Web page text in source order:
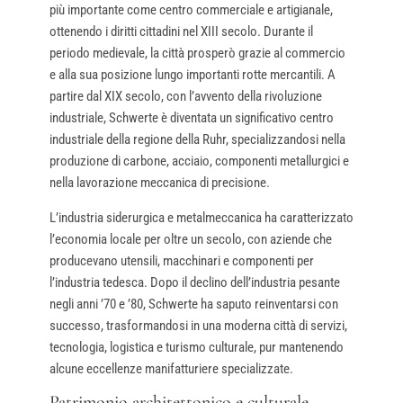
più importante come centro commerciale e artigianale,
ottenendo i diritti cittadini nel XIII secolo. Durante il
periodo medievale, la città prosperò grazie al commercio
e alla sua posizione lungo importanti rotte mercantili. A
partire dal XIX secolo, con l’avvento della rivoluzione
industriale, Schwerte è diventata un significativo centro
industriale della regione della Ruhr, specializzandosi nella
produzione di carbone, acciaio, componenti metallurgici e
nella lavorazione meccanica di precisione.
L’industria siderurgica e metalmeccanica ha caratterizzato
l’economia locale per oltre un secolo, con aziende che
producevano utensili, macchinari e componenti per
l’industria tedesca. Dopo il declino dell’industria pesante
negli anni ’70 e ’80, Schwerte ha saputo reinventarsi con
successo, trasformandosi in una moderna città di servizi,
tecnologia, logistica e turismo culturale, pur mantenendo
alcune eccellenze manifatturiere specializzate.